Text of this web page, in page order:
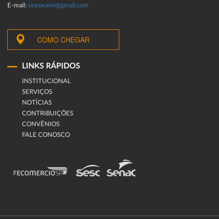
E-mail: sincovami@gmail.com
COMO CHEGAR
LINKS RÁPIDOS
INSTITUCIONAL
SERVIÇOS
NOTÍCIAS
CONTRIBUIÇÕES
CONVÊNIOS
FALE CONOSCO